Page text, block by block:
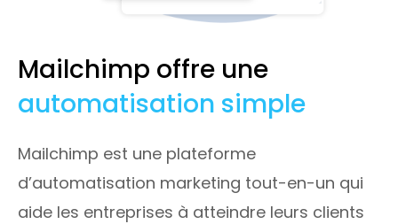
Mailchimp offre une
automatisation simple
Mailchimp est une plateforme
d’automatisation marketing tout-en-un qui
aide les entreprises à atteindre leurs clients